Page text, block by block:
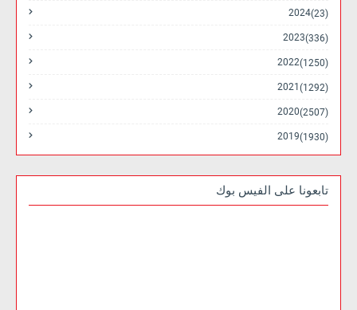
2024 (23)
2023 (336)
2022 (1250)
2021 (1292)
2020 (2507)
2019 (1930)
تابعونا على الفيس بوك